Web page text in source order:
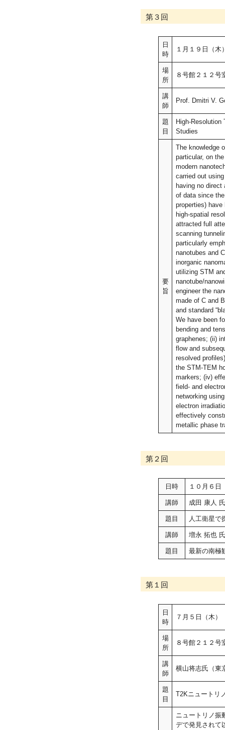
第３回
日
時
１月１９日（
場
所
８号館２１２号
講
師
Prof. Dmitri V.
題
目
High-
Studies
要
旨
The knowledge
particular, on
modern
carried out
having no
of data since
properties)
high-spatial
attracted full
scanning
particularly
nanotubes and
inorganic
utilizing STM
nanotube/
engineer the
made of C and
and standard
We have been
bending and
graphenes; (ii)
flow and
resolved
the STM-TEM
markers; (iv)
field- and
networking
electron
effectively
metallic phase
第２回
日時 １０月６日
講師 成田 康人
題目 人工衛星で
講師 増永 拓也
題目 最新の南極
第１回
日
時
７月５日（木
場
所
８号館２１２号
講
師
横山将志氏（東
題
目
T2Kニュートリ
ニュートリノ振
デで発見されて